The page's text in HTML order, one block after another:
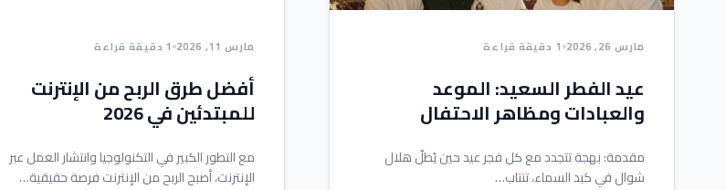
مارس 26, 2026 1 دقيقة قراءة
عيد الفطر السعيد: الموعد
والعبادات ومظاهر الاحتفال
مقدمة: بهجة تتجدد مع كل فجر عيد حين يُطلّ هلال
شوال في كبد السماء، تنتاب…
مارس 11, 2026 1 دقيقة قراءة
أفضل طرق الربح من الإنترنت
للمبتدئين في 2026
مع التطور الكبير في التكنولوجيا وانتشار العمل عبر
الإنترنت، أصبح الربح من الإنترنت فرصة حقيقية…